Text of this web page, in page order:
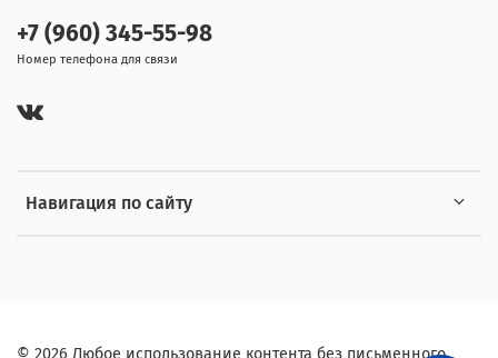
Навигация по сайту
+7 (960) 345-55-98
Номер телефона для связи